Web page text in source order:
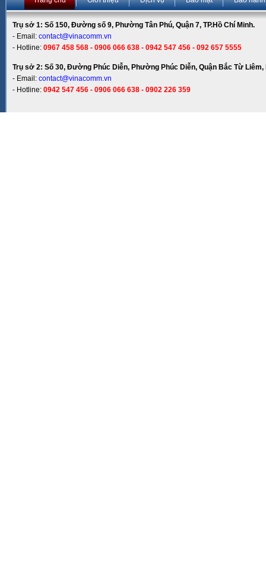
Trụ sở 1: Số 150, Đường số 9, Phường Tân Phú, Quận 7, TP.Hồ Chí Minh.
- Email: contact@vinacomm.vn
- Hotline: 0967 458 568 - 0906 066 638 - 0942 547 456 - 092 657 5555
Trụ sở 2: Số 30, Đường Phúc Diễn, Phường Phúc Diễn, Quận Bắc Từ Liêm,
- Email: contact@vinacomm.vn
- Hotline: 0942 547 456 - 0906 066 638 - 0902 226 359